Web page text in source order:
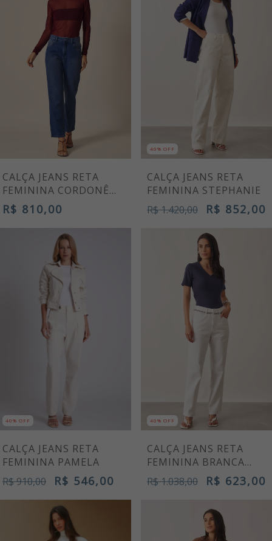
CALÇA JEANS RETA
FEMININA CORDONÊ
AZUL MARINHO
VICTORIA
R$ 810,00
40% OFF
CALÇA JEANS RETA
FEMININA STEPHANIE
R$ 1.420,00
R$ 852,00
40% OFF
CALÇA JEANS RETA
FEMININA PAMELA
R$ 910,00
R$ 546,00
40% OFF
CALÇA JEANS RETA
FEMININA BRANCA
MAYA
R$ 1.038,00 R$ 623,00